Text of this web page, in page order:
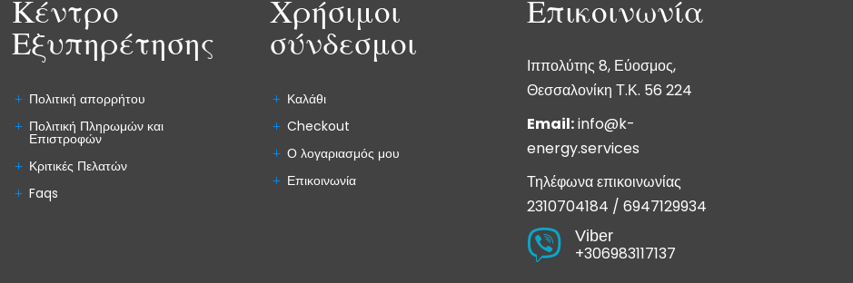
Κέντρο
Εξυπηρέτησης
Πολιτική απορρήτου
Πολιτική Πληρωμών και
Επιστροφών
Κριτικές Πελατών
Faqs
Χρήσιμοι
σύνδεσμοι
Καλάθι
Checkout
Ο λογαριασμός μου
Επικοινωνία
Επικοινωνία
Ιππολύτης 8, Εύοσμος,
Θεσσαλονίκη Τ.Κ. 56 224
Email:info@k-
energy.services
Τηλέφωνα επικοινωνίας
2310704184 /6947129934
 Viber
+306983117137